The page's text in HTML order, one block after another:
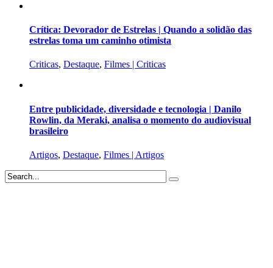
Crítica: Devorador de Estrelas | Quando a solidão das
estrelas toma um caminho otimista
Criticas, Destaque, Filmes | Criticas
Entre publicidade, diversidade e tecnologia | Danilo
Rowlin, da Meraki, analisa o momento do audiovisual
brasileiro
Artigos, Destaque, Filmes | Artigos